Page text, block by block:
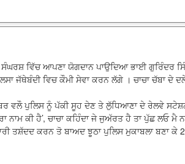
ਸੰਘਰਸ਼ ਵਿੱਚ ਆਪਣਾ ਯੋਗਦਾਨ ਪਾਉਦਿਆ ਭਾਈ ਗੁਰਿੰਦਰ
ਜੱਥੇਬੰਦੀ ਵਿਚ ਕੌਮੀ ਸੇਵਾ ਕਰਨ ਲੱਗੇ । ਚਾਚਾ ਚੱਬਾ ਦੇ
ਵਲੌ ਪੁਲਿਸ ਨੂੰ ਪੱਕੀ ਸੂਹ ਦੇਣ ਤੇ ਲੁੱਧਿਆਣਾ ਦੇ ਰੇਲਵੇ
ਨਾਮ ਕੀ ਹੈ’, ਚਾਚਾ ਕਹਿੰਦਾ ਜੇ ਜੁਅੱਰਤ ਹੈ ਤਾ ਪੁੱਛ ਲਓ ਮੈ
ਤਸ਼ੱਦਦ ਕਰਨ ਤੋ ਬਾਅਦ ਝੂਠਾ ਪੁਲਿਸ ਮੁਕਾਬਲਾ ਬਣਾ ਕੇ